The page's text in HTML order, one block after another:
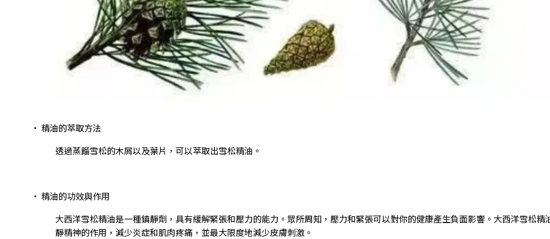
• 精油的萃取方法
透過蒸餾雪松的木屑以及葉片，可以萃取出雪松精油。
• 精油的功效與作用
大西洋雪松精油是一種鎮靜劑，具有緩解緊張和壓力的能力。眾所周知，壓力和緊張可以對你的健康產生負面影響。大西洋雪松精
靜精神的作用，減少炎症和肌肉疼痛，並最大限度地減少皮膚刺激。